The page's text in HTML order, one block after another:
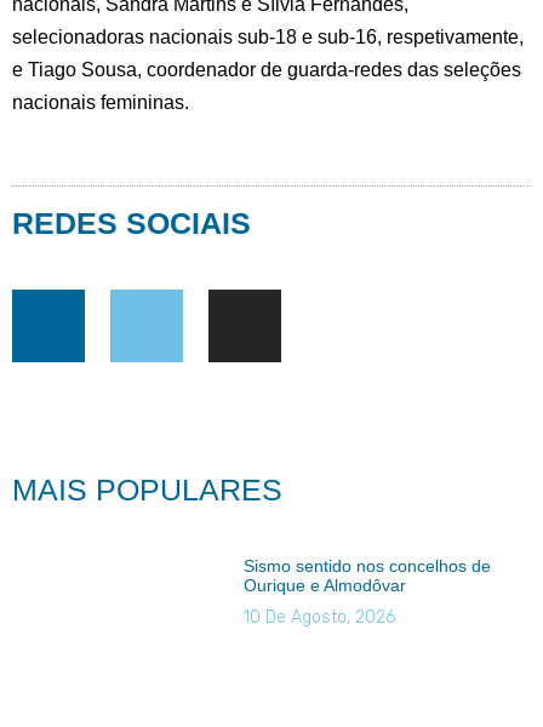
nacionais, Sandra Martins e Sílvia Fernandes,
selecionadoras nacionais sub-18 e sub-16, respetivamente,
e Tiago Sousa, coordenador de guarda-redes das seleções
nacionais femininas.
REDES SOCIAIS
MAIS POPULARES
Sismo sentido nos concelhos de
Ourique e Almodôvar
10 De Agosto, 2026